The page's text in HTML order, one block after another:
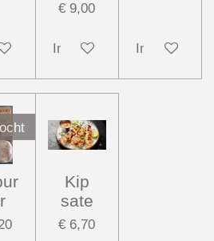
€ 9,00
In winkelwagenIn
Kip
sate
€ 6,70